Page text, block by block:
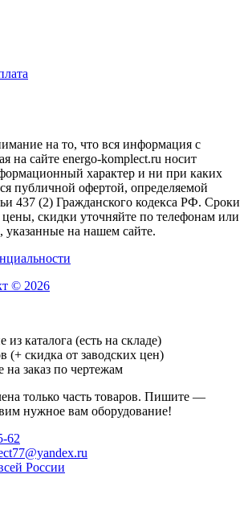
на то, что вся информация с
на сайте energo-komplect.ru носит
характер и ни при каких
публичной офертой, определяемой
437 (2) Гражданского кодекса РФ. Сроки
цены, скидки уточняйте по телефонам или
указанные на нашем сайте.
© 2026
из каталога (есть на складе)
(+ скидка от заводских цен)
на заказ по чертежам
только часть товаров. Пишите —
нужное вам оборудование!
62
России